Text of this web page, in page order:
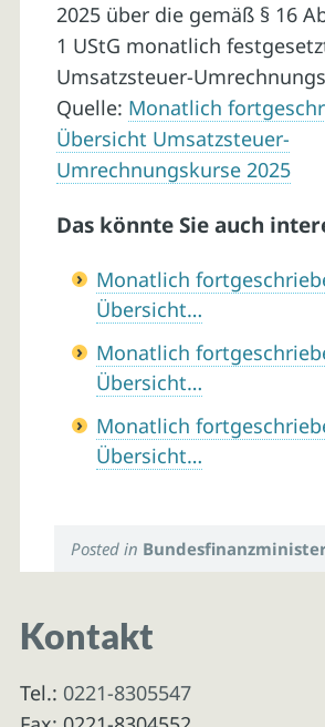
2025 über die gemäß § 16
1 UStG monatlich
Umsatzsteuer-
Quelle: Monatlich
Übersicht Umsatzsteuer-
Umrechnungskurse 2025
Das könnte Sie auch
Monatlich
Übersicht…
Monatlich
Übersicht…
Monatlich
Übersicht…
Posted in
Kontakt
Tel.: 0221-8305547